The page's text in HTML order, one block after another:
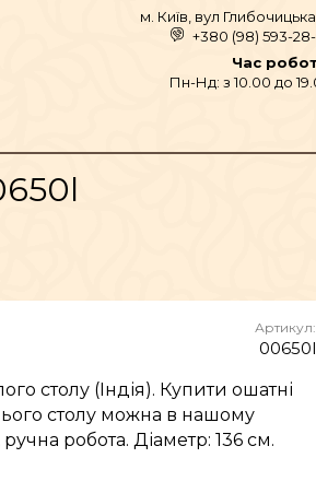
м. Київ, вул Глибочицька
+380 (98) 593-
Час
Пн-Нд: з 10.00 до
ДЗВОНИ
Артикул:
00650l
столу (Індія). Купити ошатні
столу можна в нашому
робота. Діаметр: 136 см.